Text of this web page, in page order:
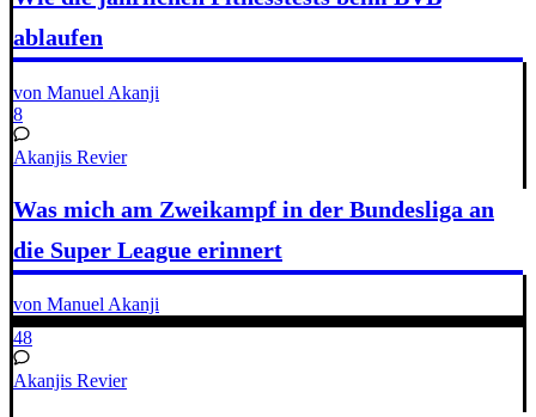
ablaufen
von Manuel Akanji
8
Akanjis Revier
Was mich am Zweikampf in der Bundesliga an
die Super League erinnert
von Manuel Akanji
48
Akanjis Revier